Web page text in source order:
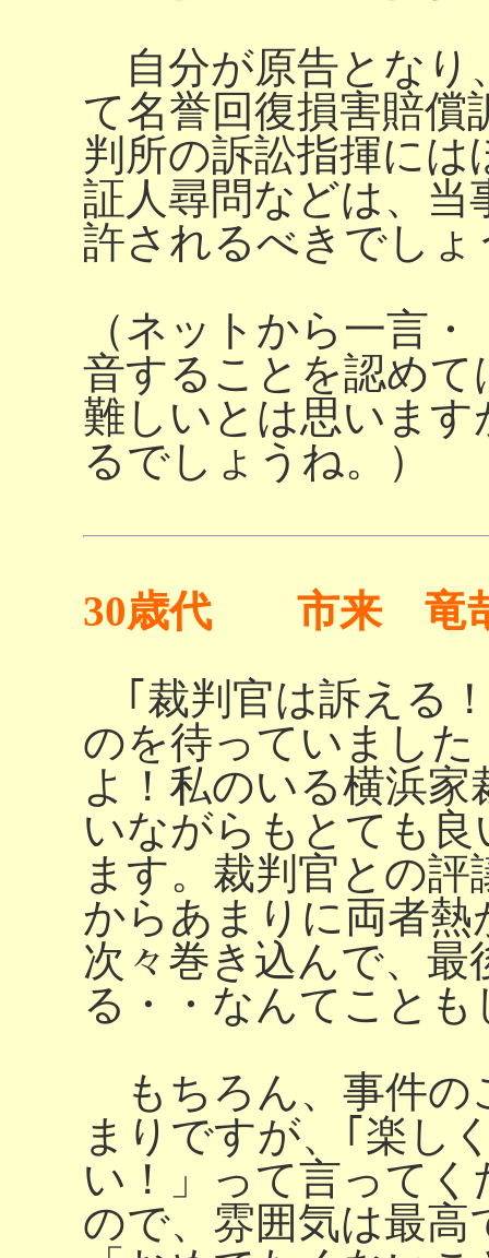
自分が原告となり
て名誉回復損害賠償
判所の訴訟指揮に
証人尋問などは、当
許されるべきでしょ
（ネットから一言
音することを認め
難しいとは思いま
るでしょうね。）
30歳代 市来 竜
｢裁判官は訴える
のを待っていまし
よ！私のいる横浜
いながらもとても
ます。裁判官との
からあまりに両者
次々巻き込んで、最
る・・なんてこと
もちろん、事件の
まりですが、｢楽し
い！」って言って
ので、雰囲気は最